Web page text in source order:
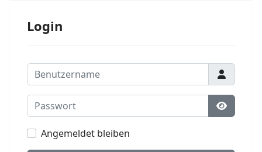
Login
Benutzername
Passwort
Angemeldet bleiben